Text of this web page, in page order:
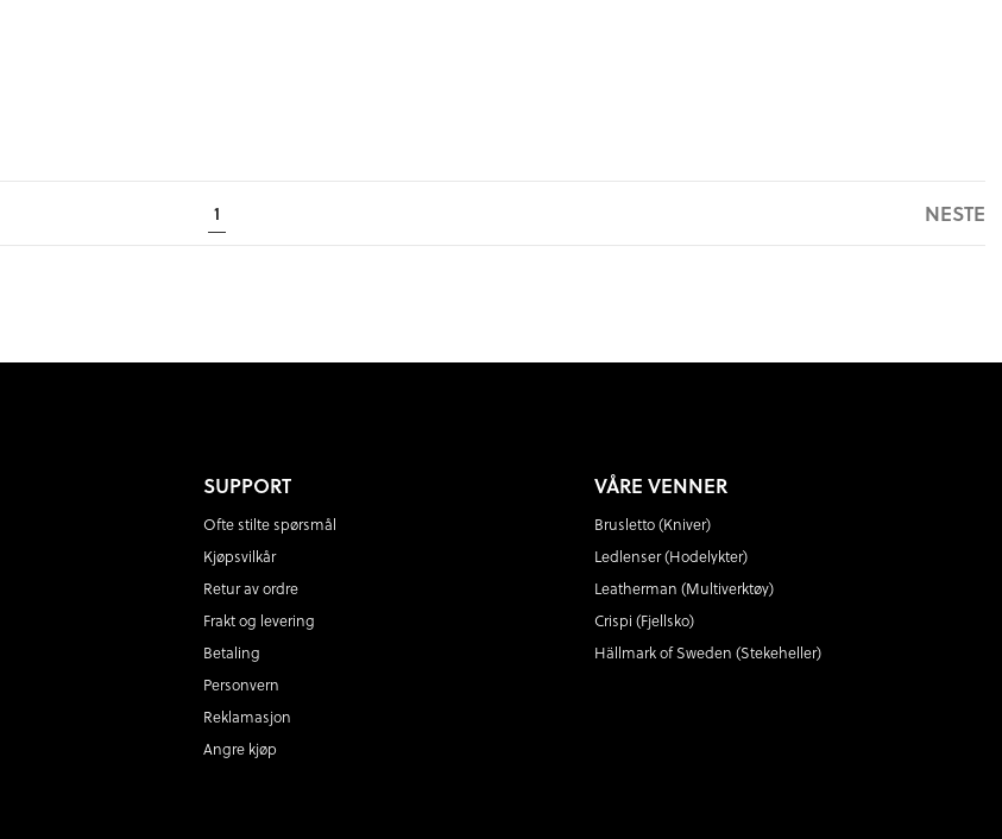
1 NESTE
SUPPORT
Ofte stilte spørsmål
Kjøpsvilkår
Retur av ordre
Frakt og levering
Betaling
Personvern
Reklamasjon
Angre kjøp
VÅRE VENNER
Brusletto (Kniver)
Ledlenser (Hodelykter)
Leatherman (Multiverktøy)
Crispi (Fjellsko)
Hällmark of Sweden (Stekeheller)